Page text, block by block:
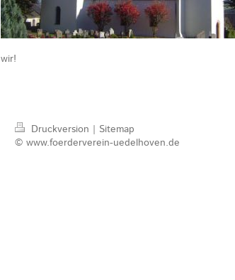
wir!
Druckversion | Sitemap
© www.foerderverein-uedelhoven.de